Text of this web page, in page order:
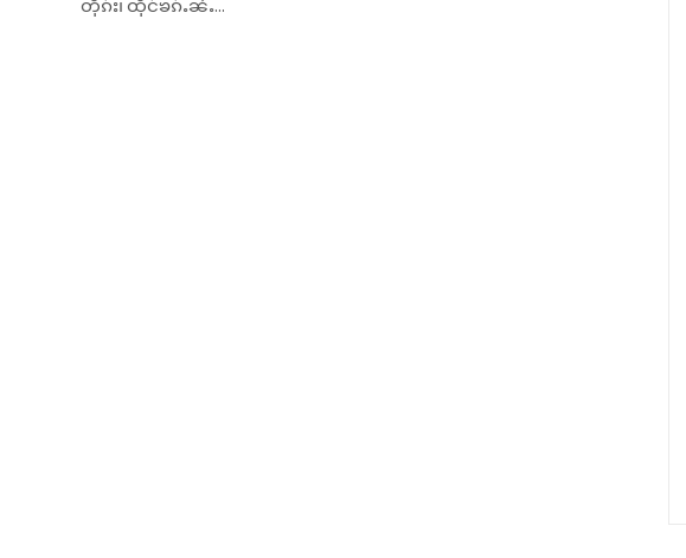
တိုၵ်း၊ ထိုင်ၶၵ်ႉၼႆႉ...